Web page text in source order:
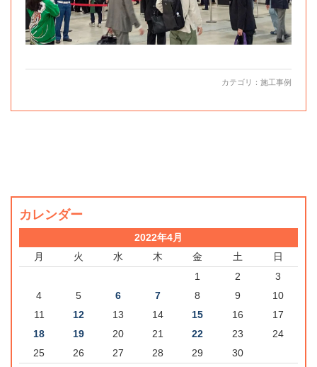
カテゴリ： 施工事例
カレンダー
2022年4月
月
火 水 木 金 土 日
1 2
3
4
5 6 7 8 9
10
11
12 13 14 15 16
17
18
19 20 21 22 23
24
25
26 27 28 29 30